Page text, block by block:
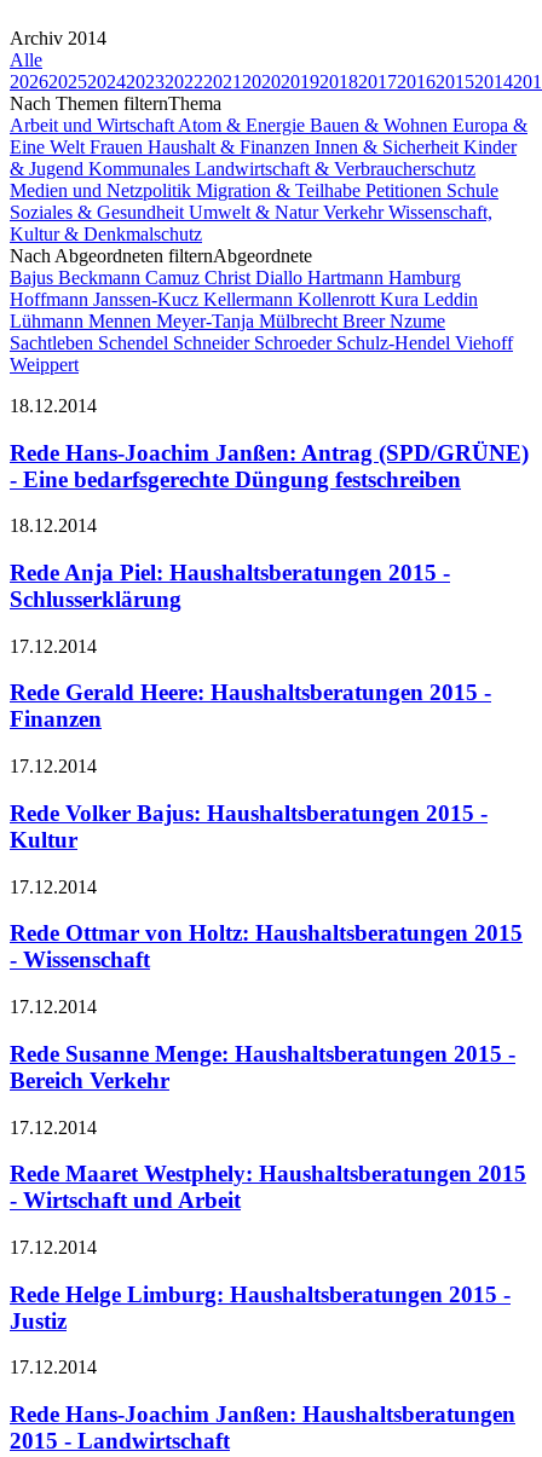
Archiv 2014
Alle
202620252024202320222021 2020201920182017201620152014
Nach Themen filternThema
Arbeit und Wirtschaft Atom & Energie Bauen & Wohnen Europa &
Eine Welt Frauen Haushalt & Finanzen Innen & Sicherheit Kinder
& Jugend Kommunales Landwirtschaft & Verbraucherschutz
Medien und Netzpolitik Migration & Teilhabe Petitionen Schule
Soziales & Gesundheit Umwelt & NaturVerkehrWissenschaft,
Kultur & Denkmalschutz
Nach Abgeordneten filternAbgeordnete
Bajus Beckmann Camuz Christ Diallo Hartmann Hamburg
Hoffmann Janssen-Kucz Kellermann Kollenrott Kura Leddin
Lühmann Mennen Meyer-Tanja Mülbrecht BreerNzume
Sachtleben Schendel Schneider Schroeder Schulz-Hendel Viehoff
Weippert
18.12.2014
Rede Hans-Joachim Janßen: Antrag (SPD/GRÜNE)
- Eine bedarfsgerechte Düngung festschreiben
18.12.2014
Rede Anja Piel: Haushaltsberatungen 2015 -
Schlusserklärung
17.12.2014
Rede Gerald Heere: Haushaltsberatungen 2015 -
Finanzen
17.12.2014
Rede Volker Bajus: Haushaltsberatungen 2015 -
Kultur
17.12.2014
Rede Ottmar von Holtz: Haushaltsberatungen 2015
- Wissenschaft
17.12.2014
Rede Susanne Menge: Haushaltsberatungen 2015 -
Bereich Verkehr
17.12.2014
Rede Maaret Westphely: Haushaltsberatungen 2015
- Wirtschaft und Arbeit
17.12.2014
Rede Helge Limburg: Haushaltsberatungen 2015 -
Justiz
17.12.2014
Rede Hans-Joachim Janßen: Haushaltsberatungen
2015 - Landwirtschaft